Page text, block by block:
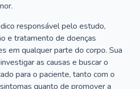
responsável pelo estudo,
e tratamento de doenças
em qualquer parte do corpo. Sua
as causas e buscar o
para o paciente, tanto com o
quanto de promover a